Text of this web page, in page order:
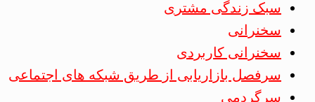
سبک زندگی مشتری
سخنرانی
سخنرانی کاربردی
سرفصل بازاریابی از طریق شبکه های اجتماعی
سرگردمی